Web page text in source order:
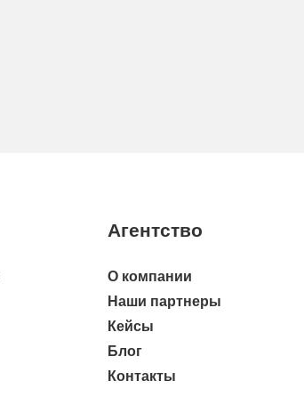
Агентство
О компании
Наши партнеры
Кейсы
Блог
Контакты